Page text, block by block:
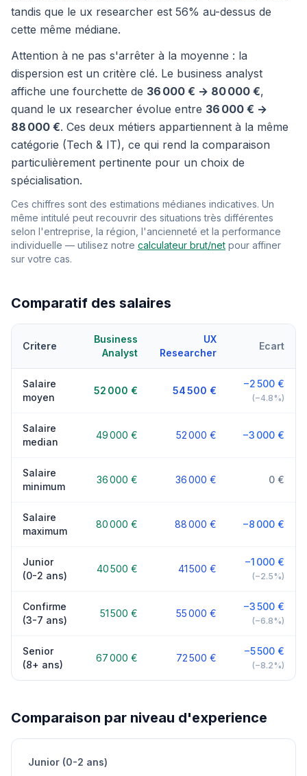
tandis que le ux researcher est 56% au-dessus de
cette même médiane.
Attention à ne pas s'arrêter à la moyenne : la
dispersion est un critère clé. Le business analyst
affiche une fourchette de 36 000 € → 80 000 €,
quand le ux researcher évolue entre 36 000 € →
88 000 €. Ces deux métiers appartiennent à la même
catégorie (Tech & IT), ce qui rend la comparaison
particulièrement pertinente pour un choix de
spécialisation.
Ces chiffres sont des estimations médianes indicatives. Un
même intitulé peut recouvrir des situations très différentes
selon l'entreprise, la région, l'ancienneté et la performance
individuelle — utilisez notre calculateur brut/net pour affiner
sur votre cas.
Comparatif des salaires
Critere
Business
Analyst
UX
Researcher
Ecart
Salaire
moyen
52 000 € 54 500 €
−2 500 €
(−4.8%)
Salaire
median
49 000 € 52 000 € −3 000 €
Salaire
minimum
36 000 € 36 000 € 0 €
Salaire
maximum
80 000 € 88 000 € −8 000 €
Junior
(0-2 ans)
40 500 € 41 500 €
−1 000 €
(−2.5%)
Confirme
(3-7 ans)
51 500 € 55 000 €
−3 500 €
(−6.8%)
Senior
(8+ ans)
67 000 € 72 500 €
−5 500 €
(−8.2%)
Comparaison par niveau d'experience
Junior (0-2 ans)